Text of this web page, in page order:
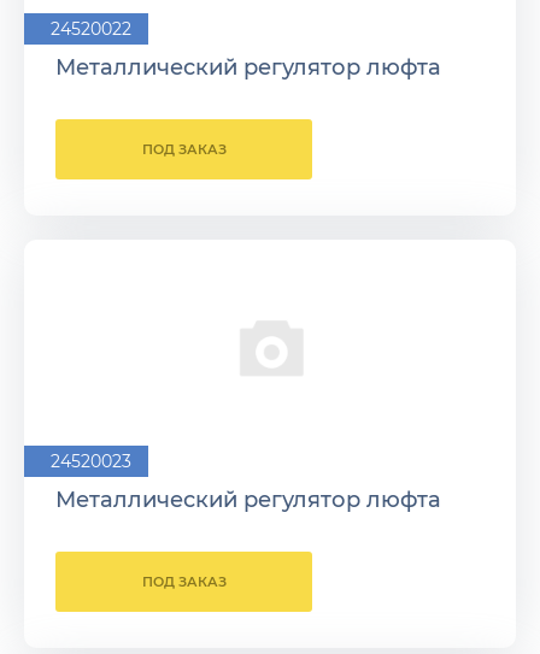
24520022
Металлический регулятор люфта
ПОД ЗАКАЗ
24520023
Металлический регулятор люфта
ПОД ЗАКАЗ